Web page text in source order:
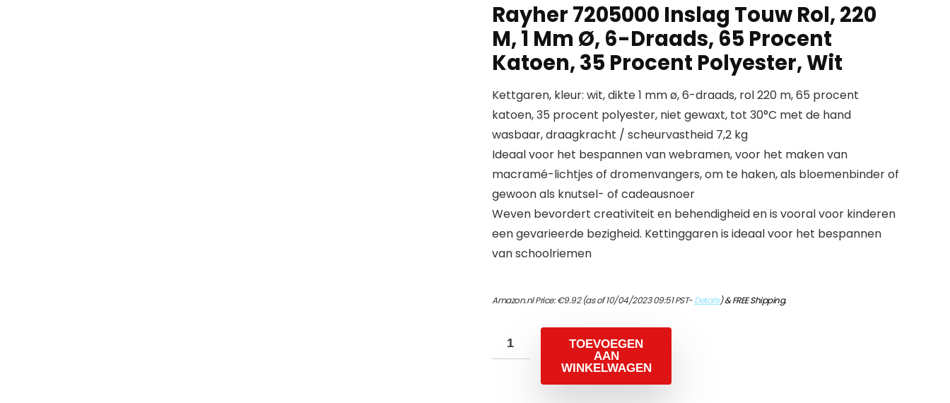
Rayher 7205000 Inslag Touw Rol, 220
M, 1 Mm Ø, 6-Draads, 65 Procent
Katoen, 35 Procent Polyester, Wit
Kettgaren, kleur: wit, dikte 1 mm ø, 6-draads, rol 220 m, 65 procent
katoen, 35 procent polyester, niet gewaxt, tot 30°C met de hand
wasbaar, draagkracht / scheurvastheid 7,2 kg
Ideaal voor het bespannen van webramen, voor het maken van
macramé-lichtjes of dromenvangers, om te haken, als bloemenbinder of
gewoon als knutsel- of cadeausnoer
Weven bevordert creativiteit en behendigheid en is vooral voor kinderen
een gevarieerde bezigheid. Kettinggaren is ideaal voor het bespannen
van schoolriemen
Amazon.nl Price:€9.92(as of 10/04/2023 09:51 PST-Details)&FREE Shipping.
TOEVOEGEN
AAN
WINKELWAGEN